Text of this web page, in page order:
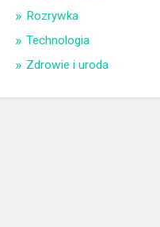
Rozrywka
Technologia
Zdrowie i uroda